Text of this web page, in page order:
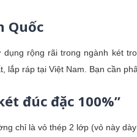
Quốc
rộng rãi trong ngành két
lắp ráp tại Việt Nam. Bạn cần
đúc đặc 100%”
chỉ là vỏ thép 2 lớp (vỏ này